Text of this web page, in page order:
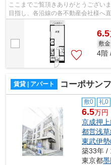
ここまでご覧頂きありがとうござい
目指し、各沿線の各不動産会社様へ
様へ提供しております！最新の情報
6.5
敷金
4階
賃貸 | アパート コーポサン
敷0 礼0
6.5万円
京成押上
都営浅草
東武伊
築33年 /
東京都